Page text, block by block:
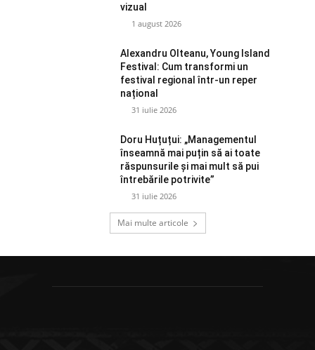
vizual
1 august 2026
Alexandru Olteanu, Young Island
Festival: Cum transformi un
festival regional într-un reper
național
31 iulie 2026
Doru Huțuțui: „Managementul
înseamnă mai puțin să ai toate
răspunsurile și mai mult să pui
întrebările potrivite”
31 iulie 2026
Mai multe articole